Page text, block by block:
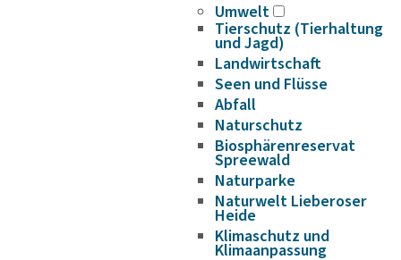
Umwelt
Tierschutz (Tierhaltung
und Jagd)
Landwirtschaft
Seen und Flüsse
Abfall
Naturschutz
Biosphärenreservat
Spreewald
Naturparke
Naturwelt Lieberoser
Heide
Klimaschutz und
Klimaanpassung